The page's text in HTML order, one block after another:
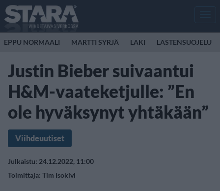
EPPU NORMAALI MARTTI SYRJÄ LAKI LASTENSUOJELU
Justin Bieber suivaantui
H&M-vaateketjulle: ”En
ole hyväksynyt yhtäkään”
Viihdeuutiset
Julkaistu: 24.12.2022, 11:00
Toimittaja: Tim Isokivi